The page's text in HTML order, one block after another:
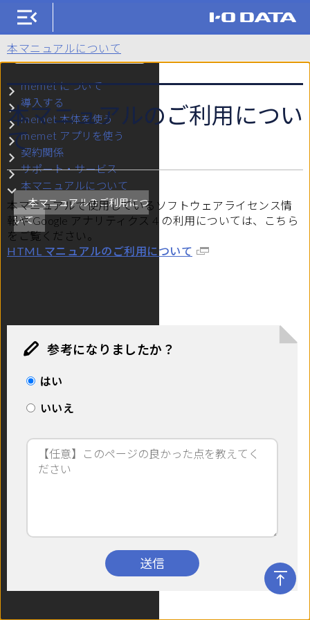
本マニュアルについて
本マニュアルのご利用につい
て
本マニュアルで使用しているソフトウェアライセンス情
報や Google アナリティクス 4 の利用については、こちら
をご覧ください。
HTML マニュアルのご利用について
参考になりましたか？
はい
いいえ
送信
KM-ST01（memet）
検索
サブメニュー memet について
memet について
サブメニュー 導入する
導入する
サブメニュー memet 本体を使う
memet 本体を使う
サブメニュー memet アプリを使う
memet アプリを使う
サブメニュー 契約関係
契約関係
サブメニュー サポート・サービス
サポート・サービス
サブメニュー 本マニュアルについて
本マニュアルについて
本マニュアルのご利用につ
いて